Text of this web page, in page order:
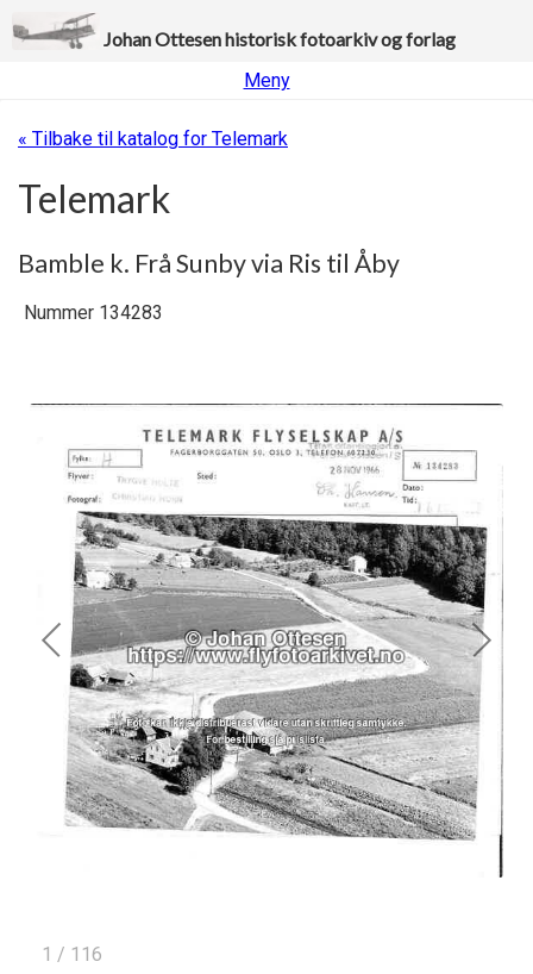
Johan Ottesen historisk fotoarkiv og forlag
Meny
« Tilbake til katalog for Telemark
Telemark
Bamble k. Frå Sunby via Ris til Åby
1 / 116
Nummer 134283